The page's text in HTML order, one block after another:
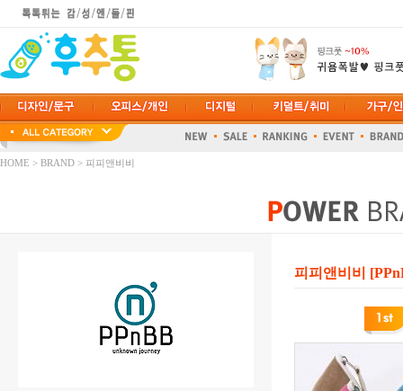
HOME > BRAND > 피피앤비비
피피앤비비